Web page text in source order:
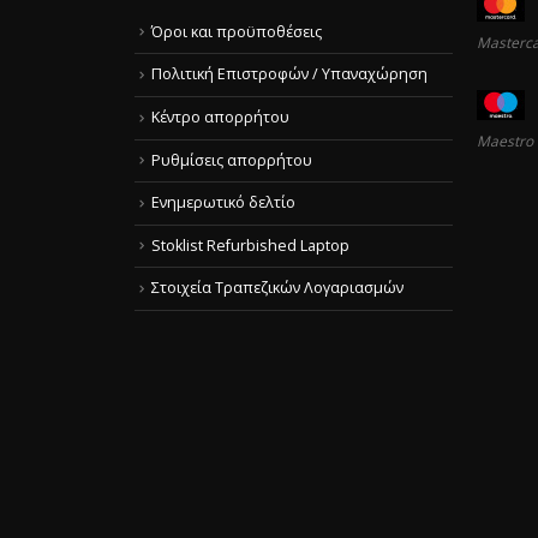
Όροι και προϋποθέσεις
Πολιτική Επιστροφών / Υπαναχώρηση
Κέντρο απορρήτου
Ρυθμίσεις απορρήτου
Ενημερωτικό δελτίο
Stoklist Refurbished Laptop
Στοιχεία Τραπεζικών Λογαριασμών
Maestro